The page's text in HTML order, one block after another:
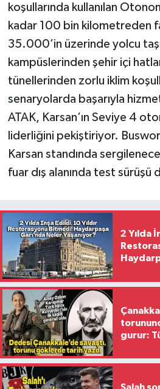
koşullarında kullanılan
kadar 100 bin kilometreden
35.000’in üzerinde yolcu
kampüslerinden şehir içi
tünellerinden zorlu iklim
senaryolarda başarıyla
ATAK, Karsan’ın Seviye 4
liderliğini pekiştiriyor.
Karsan standında
fuar dış alanında test sürüşü
2 Yılda
gurur: